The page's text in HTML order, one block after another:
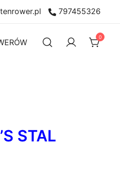
797455326
0
STAL